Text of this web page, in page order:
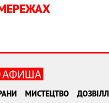
МИСТЕЦТВО